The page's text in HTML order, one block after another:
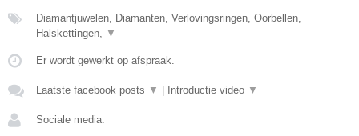
Diamantjuwelen, Diamanten, Verlovingsringen, Oorbellen,
Halskettingen,
▼
Er wordt gewerkt op afspraak.
Laatste facebook posts ▼ Introductie video ▼
Sociale media: